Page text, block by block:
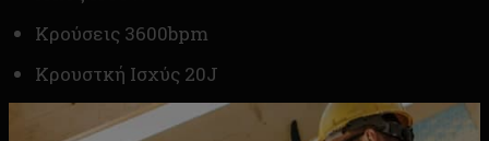
Κρούσεις 3600bpm
Κρουστκή Ισχύς 20J
Υποδοχή – Άξονας HEX